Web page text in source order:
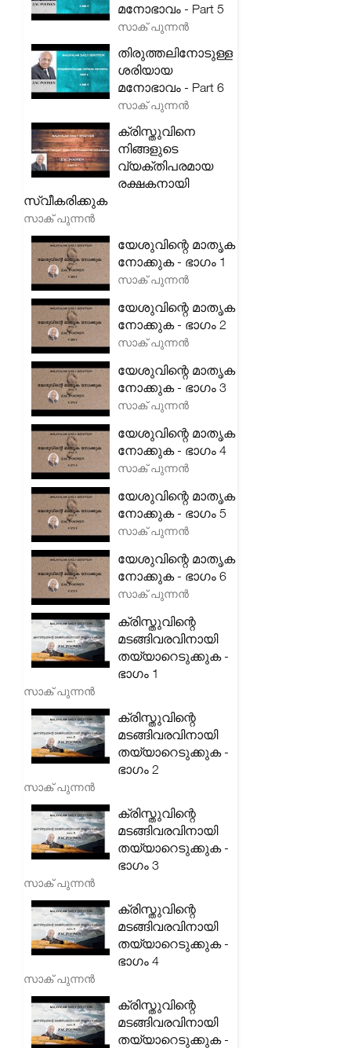
മനോഭാവം - Part 5
സാക് പുന്നൻ
തിരുത്തലിനോടുള്ള
ശരിയായ
മനോഭാവം - Part 6
സാക് പുന്നൻ
ക്രിസ്തുവിനെ
നിങ്ങളുടെ
വ്യക്തിപരമായ
രക്ഷകനായി
സ്വീകരിക്കുക
സാക് പുന്നൻ
യേശുവിന്റെ മാതൃക
നോക്കുക - ഭാഗം 1
സാക് പുന്നൻ
യേശുവിന്റെ മാതൃക
നോക്കുക - ഭാഗം 2
സാക് പുന്നൻ
യേശുവിന്റെ മാതൃക
നോക്കുക - ഭാഗം 3
സാക് പുന്നൻ
യേശുവിന്റെ മാതൃക
നോക്കുക - ഭാഗം 4
സാക് പുന്നൻ
യേശുവിന്റെ മാതൃക
നോക്കുക - ഭാഗം 5
സാക് പുന്നൻ
യേശുവിന്റെ മാതൃക
നോക്കുക - ഭാഗം 6
സാക് പുന്നൻ
ക്രിസ്തുവിന്റെ
മടങ്ങിവരവിനായി
തയ്യാറെടുക്കുക -
ഭാഗം 1
സാക് പുന്നൻ
ക്രിസ്തുവിന്റെ
മടങ്ങിവരവിനായി
തയ്യാറെടുക്കുക -
ഭാഗം 2
സാക് പുന്നൻ
ക്രിസ്തുവിന്റെ
മടങ്ങിവരവിനായി
തയ്യാറെടുക്കുക -
ഭാഗം 3
സാക് പുന്നൻ
ക്രിസ്തുവിന്റെ
മടങ്ങിവരവിനായി
തയ്യാറെടുക്കുക -
ഭാഗം 4
സാക് പുന്നൻ
ക്രിസ്തുവിന്റെ
മടങ്ങിവരവിനായി
തയ്യാറെടുക്കുക -